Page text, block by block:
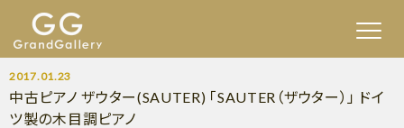
2017.01.23
中古ピアノ ザウター(SAUTER) 「SAUTER（ザウター）」 ドイ
ツ製の木目調ピアノ